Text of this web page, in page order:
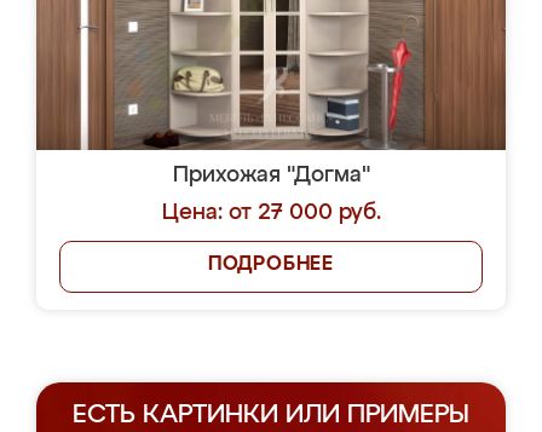
Прихожая "Догма"
Цена: от 27 000 руб.
ПОДРОБНЕЕ
ЕСТЬ КАРТИНКИ ИЛИ ПРИМЕРЫ